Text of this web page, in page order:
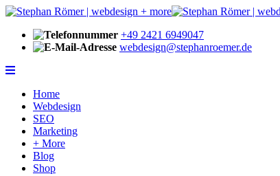
+49 2421 6949047
webdesign@stephanroemer.de
Home
Webdesign
SEO
Marketing
+ More
Blog
Shop